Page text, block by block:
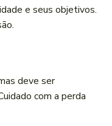
e seus objetivos.
deve ser
com a perda